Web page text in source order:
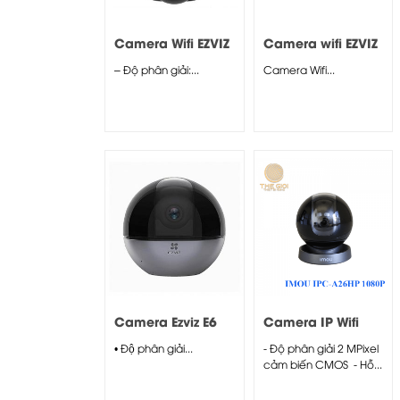
Camera Wifi EZVIZ
C8C 2MP
– Độ phân giải:...
Camera wifi EZVIZ
H3 2K ngoài trời
Camera Wifi...
Camera Ezviz E6
3K (5.0MP)
• Độ phân giải...
Camera IP Wifi
IMOU IPC-A26HP
1080P
- Độ phân giải 2 MPixel
cảm biến CMOS - Hỗ...